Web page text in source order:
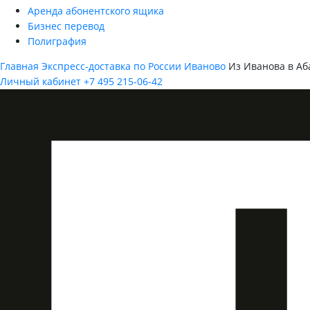
Аренда абонентского ящика
Бизнес перевод
Полиграфия
Главная Экспресс-доставка по России Иваново Из Иванова в
Личный кабинет +7 495 215-06-42